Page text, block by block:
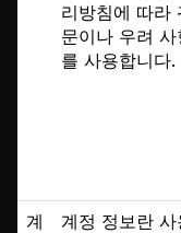
리방침에 따라
문이나 우려
를 사용합니다.
계
계정 정보란